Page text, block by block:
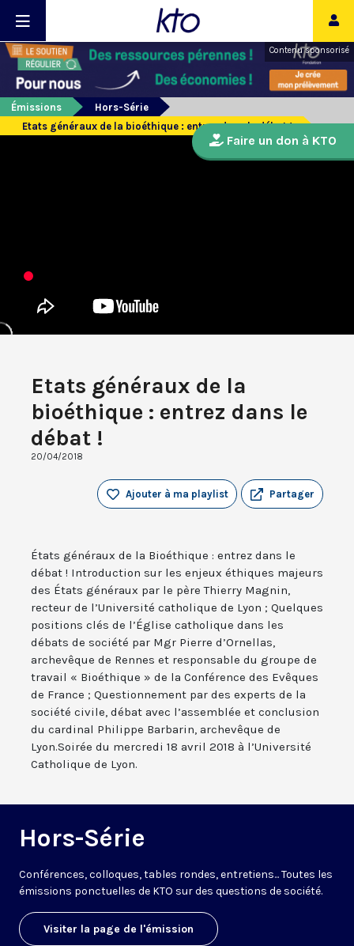
Contenu sponsorisé
Émissions
Hors-Série
Etats généraux de la bioéthique : entrez dans le débat !
Etats généraux de la
bioéthique : entrez dans le
débat !
20/04/2018
Partager
Ajouter à ma playlist
États généraux de la Bioéthique : entrez dans le
débat ! Introduction sur les enjeux éthiques majeurs
des États généraux par le père Thierry Magnin,
recteur de l’Université catholique de Lyon ; Quelques
positions clés de l’Église catholique dans les
débats de société par Mgr Pierre d’Ornellas,
archevêque de Rennes et responsable du groupe de
travail « Bioéthique » de la Conférence des Evêques
de France ; Questionnement par des experts de la
société civile, débat avec l’assemblée et conclusion
du cardinal Philippe Barbarin, archevêque de
Lyon.Soirée du mercredi 18 avril 2018 à l’Université
Catholique de Lyon.
Hors-Série
Conférences, colloques, tables rondes, entretiens... Toutes les
émissions ponctuelles de KTO sur des questions de société.
Visiter la page de l'émission
Faire un don à KTO